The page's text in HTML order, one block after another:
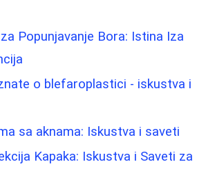
Popunjavanje Bora: Istina Iza
o blefaroplastici - iskustva i
sa aknama: Iskustva i saveti
Kapaka: Iskustva i Saveti za